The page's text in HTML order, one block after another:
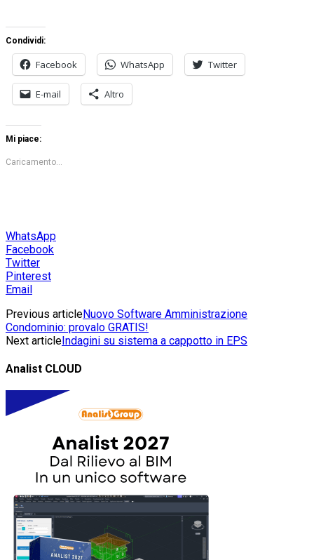
Condividi:
Facebook WhatsApp Twitter
E-mail Altro
Mi piace:
Caricamento...
WhatsApp
Facebook
Twitter
Pinterest
Email
Previous articleNuovo Software Amministrazione
Condominio: provalo GRATIS!
Next articleIndagini su sistema a cappotto in EPS
Analist CLOUD